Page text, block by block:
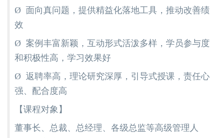
Ø 面向真问题，提供精益化落地工具，推动改善绩
效
Ø 案例丰富新颖，互动形式活泼多样，学员参与度
和积极性高，学习效果好
Ø 返聘率高，理论研究深厚，引导式授课，责任心
强、配合度高
【课程对象】
董事长、总裁、总经理、各级总监等高级管理人